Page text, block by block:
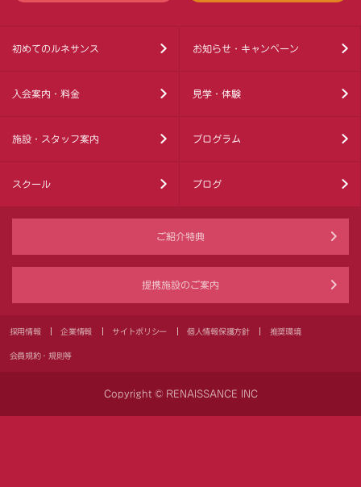
初めてのルネサンス お知らせ・キャンペーン
入会案内・料金 見学・体験
施設・スタッフ案内 プログラム
スクール ブログ
ご紹介特典
提携施設のご案内
採用情報 企業情報 サイトポリシー 個人情報保護方針 推奨環境
会員規約・規則等
Copyright © RENAISSANCE INC